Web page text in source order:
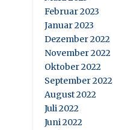
Februar 2023
Januar 2023
Dezember 2022
November 2022
Oktober 2022
September 2022
August 2022
Juli 2022
Juni 2022